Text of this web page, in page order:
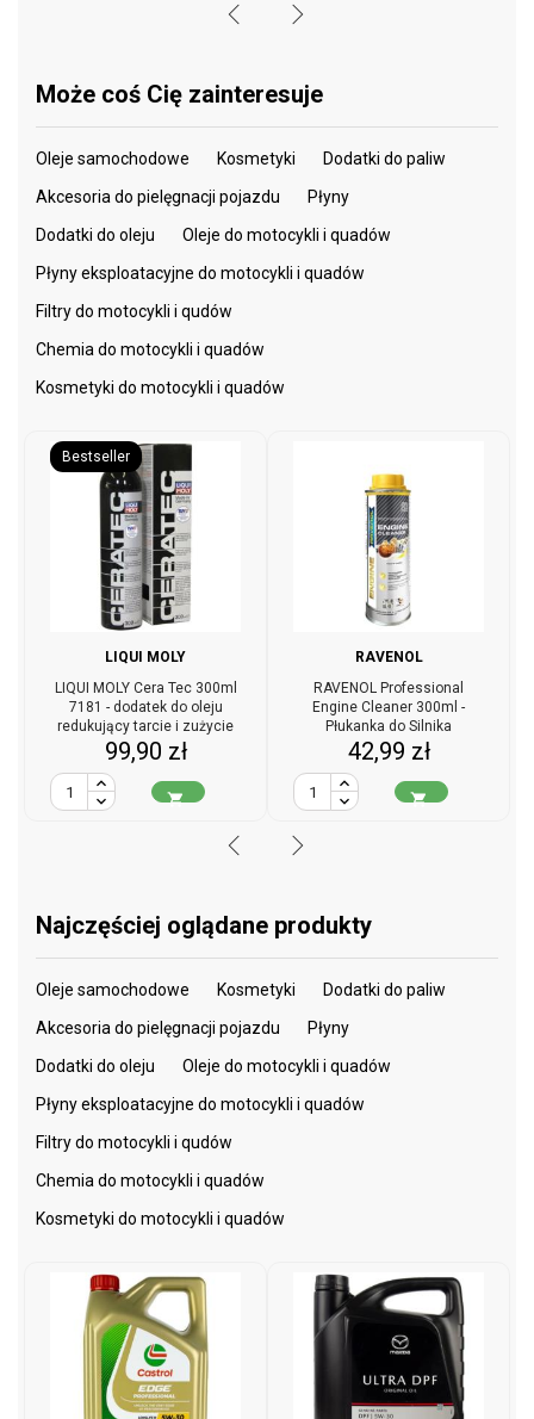
Może coś Cię zainteresuje
Oleje samochodowe Kosmetyki
Dodatki do paliw
Akcesoria do pielęgnacji pojazdu
Płyny
Dodatki do oleju
Oleje do motocykli i quadów
Płyny eksploatacyjne do motocykli i quadów
Filtry do motocykli i qudów
Chemia do motocykli i quadów
Kosmetyki do motocykli i quadów
Bestseller
LIQUI MOLY
LIQUI MOLY Cera Tec 300ml
7181 - dodatek do oleju
redukujący tarcie i zużycie
Cena
99,90 zł

RAVENOL
RAVENOL Professional
Engine Cleaner 300ml -
Płukanka do Silnika
Cena
42,99 zł

Najczęściej oglądane produkty
Oleje samochodowe Kosmetyki
Dodatki do paliw
Akcesoria do pielęgnacji pojazdu
Płyny
Dodatki do oleju
Oleje do motocykli i quadów
Płyny eksploatacyjne do motocykli i quadów
Filtry do motocykli i qudów
Chemia do motocykli i quadów
Kosmetyki do motocykli i quadów